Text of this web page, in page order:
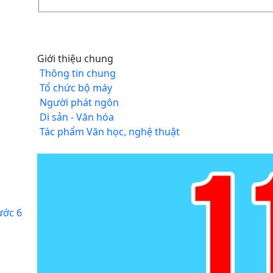
6
Giới thiệu chung
Thông tin chung
Tổ chức bộ máy
Người phát ngôn
Di sản - Văn hóa
Tác phẩm Văn học, nghệ thuật